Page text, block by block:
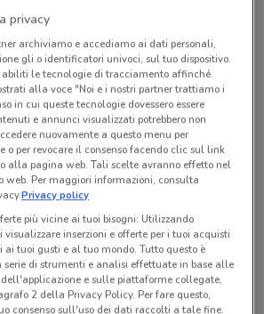
di questo negozio
privacy
archiviamo e accediamo ai dati personali,
gli o identificatori univoci, sul tuo dispositivo.
abiliti le tecnologie di tracciamento affinché
alla voce "Noi e i nostri partner trattiamo i
in cui queste tecnologie dovessero essere
e annunci visualizzati potrebbero non
nuovamente a questo menu per
o per revocare il consenso facendo clic sul link
alla pagina web. Tali scelte avranno effetto nel
web. Per maggiori informazioni, consulta
Privacy policy
più vicine ai tuoi bisogni: Utilizzando
visualizzare inserzioni e offerte per i tuoi acquisti
tuoi gusti e al tuo mondo. Tutto questo è
serie di strumenti e analisi effettuate in base alle
e sulle piattaforme collegate,
2 della Privacy Policy. Per fare questo,
consenso sull'uso dei dati raccolti a tale fine.